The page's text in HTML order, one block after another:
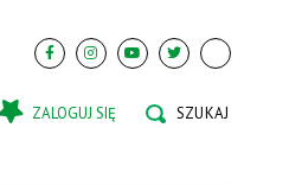
ZALOGUJ SIĘ